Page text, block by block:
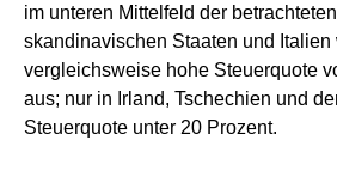
im unteren Mittelfeld der
skandinavischen Staaten und
vergleichsweise hohe Steuerquote
aus; nur in Irland, Tschechien und
Steuerquote unter 20 Prozent.